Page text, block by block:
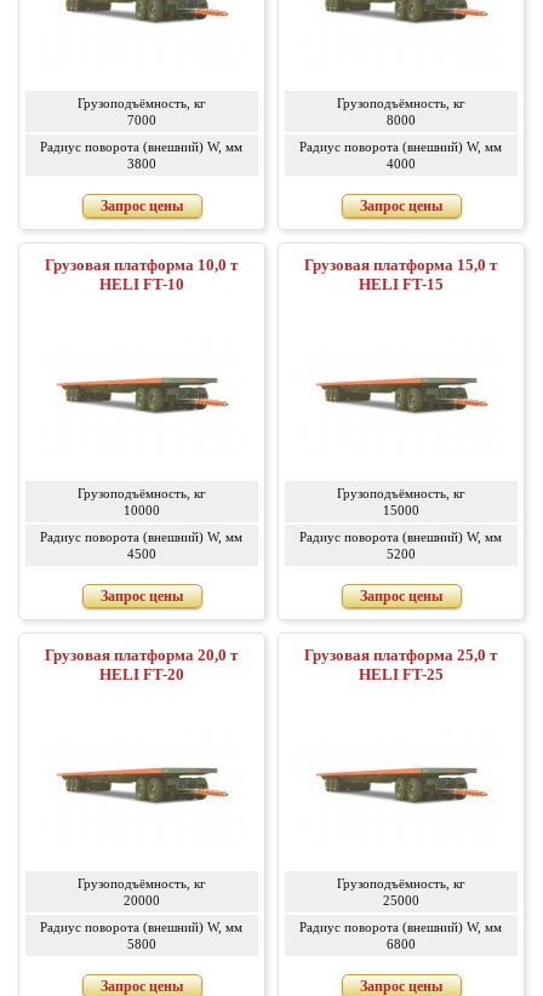
Грузоподъёмность, кг
7000
Радиус поворота (внешний) W, мм
3800
Запрос цены
Грузоподъёмность, кг
8000
Радиус поворота (внешний) W, мм
4000
Запрос цены
Грузовая платформа 10,0 т
HELI FT-10
Грузоподъёмность, кг
10000
Радиус поворота (внешний) W, мм
4500
Запрос цены
Грузовая платформа 15,0 т
HELI FT-15
Грузоподъёмность, кг
15000
Радиус поворота (внешний) W, мм
5200
Запрос цены
Грузовая платформа 20,0 т
HELI FT-20
Грузоподъёмность, кг
20000
Радиус поворота (внешний) W, мм
5800
Запрос цены
Грузовая платформа 25,0 т
HELI FT-25
Грузоподъёмность, кг
25000
Радиус поворота (внешний) W, мм
6800
Запрос цены